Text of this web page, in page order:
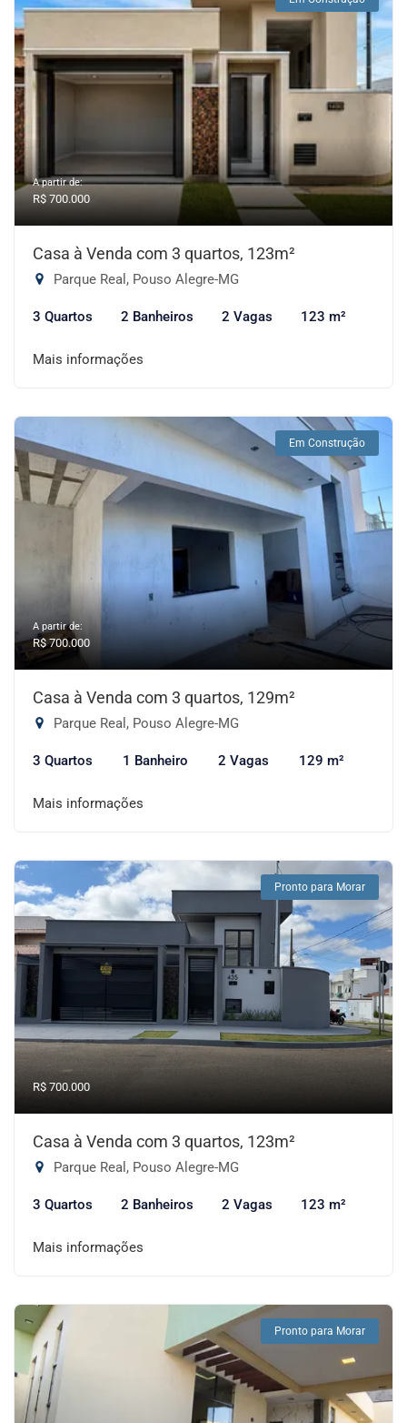
A partir de:
R$ 700.000
Casa à Venda com 3 quartos, 123m²
Parque Real, Pouso Alegre-MG
3 Quartos 2 Banheiros 2 Vagas 123 m²
Mais informações
Em Construção
A partir de:
R$ 700.000
Casa à Venda com 3 quartos, 129m²
Parque Real, Pouso Alegre-MG
3 Quartos 1 Banheiro 2 Vagas 129 m²
Mais informações
Pronto para Morar
R$ 700.000
Casa à Venda com 3 quartos, 123m²
Parque Real, Pouso Alegre-MG
3 Quartos 2 Banheiros 2 Vagas 123 m²
Mais informações
Pronto para Morar